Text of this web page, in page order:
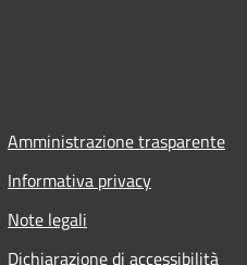
Amministrazione trasparente
Informativa privacy
Note legali
Dichiarazione di accessibilità